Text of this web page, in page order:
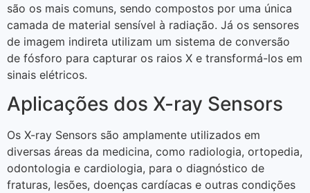
são os mais comuns, sendo compostos por uma única
camada de material sensível à radiação. Já os sensores
de imagem indireta utilizam um sistema de conversão
de fósforo para capturar os raios X e transformá-los em
sinais elétricos.
Aplicações dos X-ray Sensors
Os X-ray Sensors são amplamente utilizados em
diversas áreas da medicina, como radiologia, ortopedia,
odontologia e cardiologia, para o diagnóstico de
fraturas, lesões, doenças cardíacas e outras condições